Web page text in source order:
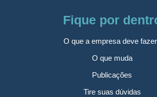
Fique por
O que a empresa deve
O que muda
Publicações
Tire suas dúvidas